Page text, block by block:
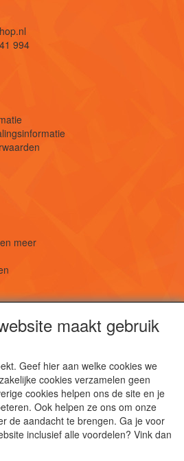
994
meer
platen, folies, buizen
maakt gebruik
Geef hier aan welke cookies we
cookies verzamelen geen
cookies helpen ons de site en je
Ook helpen ze ons om onze
de aandacht te brengen. Ga je voor
inclusief alle voordelen? Vink dan